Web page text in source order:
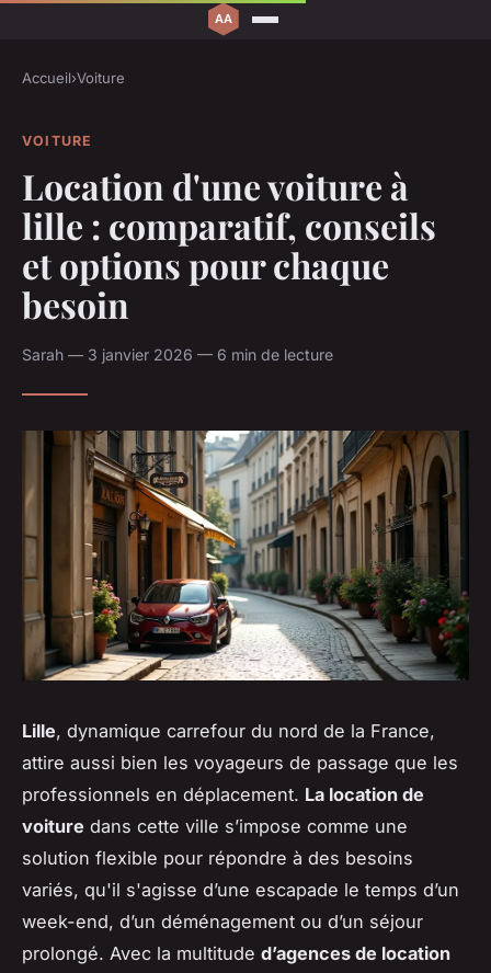
Accueil›Voiture
VOITURE
Location d'une voiture à
lille : comparatif, conseils
et options pour chaque
besoin
Sarah — 3 janvier 2026 — 6 min de lecture
Lille, dynamique carrefour du nord de la France,
attire aussi bien les voyageurs de passage que les
professionnels en déplacement. La location de
voiture dans cette ville s’impose comme une
solution flexible pour répondre à des besoins
variés, qu'il s'agisse d’une escapade le temps d’un
week-end, d’un déménagement ou d’un séjour
prolongé. Avec la multitude d’agences de location